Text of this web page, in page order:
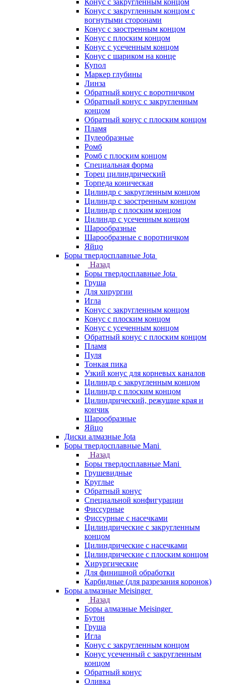
Конус с закругленным концом
Конус с закругленным концом с
вогнутыми сторонами
Конус с заостренным концом
Конус с плоским концом
Конус с усеченным концом
Конус с шариком на конце
Купол
Маркер глубины
Линза
Обратный конус с воротничком
Обратный конус с закругленным
концом
Обратный конус с плоским концом
Пламя
Пулеобразные
Ромб
Ромб с плоским концом
Специальная форма
Торец цилиндрический
Торпеда коническая
Цилиндр с закругленным концом
Цилиндр с заостренным концом
Цилиндр с плоским концом
Цилиндр с усеченным концом
Шарообразные
Шарообразные с воротничком
Яйцо
Боры твердосплавные Jota
Назад
Боры твердосплавные Jota
Груша
Для хирургии
Игла
Конус с закругленным концом
Конус с плоским концом
Конус с усеченным концом
Обратный конус с плоским концом
Пламя
Пуля
Тонкая пика
Узкий конус для корневых каналов
Цилиндр с закругленным концом
Цилиндр с плоским концом
Цилиндрический, режущие края и
кончик
Шарообразные
Яйцо
Диски алмазные Jota
Боры твердосплавные Mani
Назад
Боры твердосплавные Mani
Грушевидные
Круглые
Обратный конус
Специальной конфигурации
Фиссурные
Фиссурные с насечками
Цилиндрические с закругленным
концом
Цилиндрические с насечками
Цилиндрические с плоским концом
Хирургические
Для финишной обработки
Карбидные (для разрезания коронок)
Боры алмазные Meisinger
Назад
Боры алмазные Meisinger
Бутон
Груша
Игла
Конус c закругленным концом
Конус усеченный c закругленным
концом
Обратный конус
Оливка